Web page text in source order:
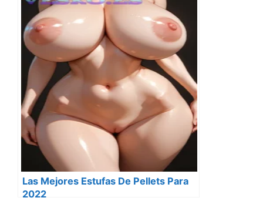
Las Mejores Estufas De Pellets Para
2022